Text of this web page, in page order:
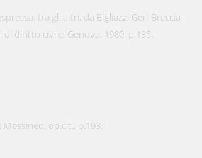
tra gli altri, da Bigliazzi Geri-Breccia-
diritto civile, Genova, 1980, p.135.
op.cit., p.193.